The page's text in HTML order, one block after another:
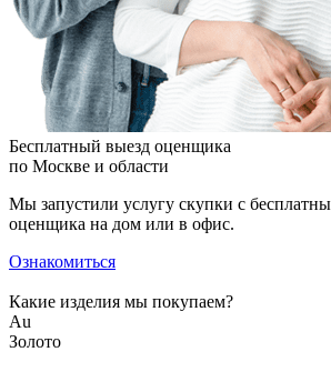
Бесплатный выезд оценщика
по Москве и области
Мы запустили услугу скупки с
оценщика на дом или в офис.
Ознакомиться
Какие изделия мы покупаем?
Au
Золото